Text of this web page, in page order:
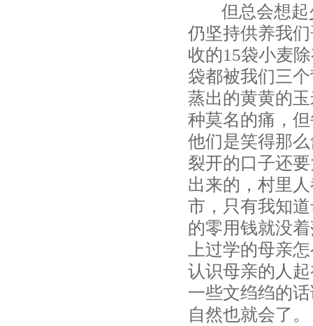
但总会想起
仍坚持供养我
收的15袋小麦
袋都被我们三
蒸出的黄黄的
种莫名的痛，
他们是笑得那
裂开的口子还
出来的，村里
市，只有我知
的零用钱就没
上过学的母亲
认识母亲的人
一些文绉绉的
自然也就会了。